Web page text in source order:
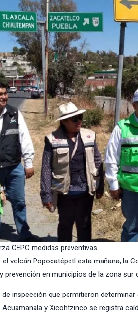
CEPC medidas preventivas
volcán Popocatépetl esta mañana, la
en municipios de la zona sur
inspección que permitieron determinar
y Xicohtzinco se registra